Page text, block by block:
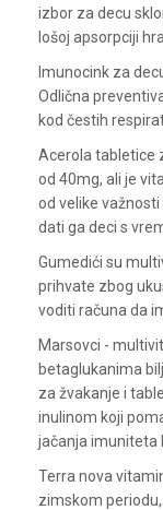
izbor za decu
lošoj apsorpciji
Imunocink za
Odlična
kod čestih
Acerola tabletice
od 40mg, ali je
od velike
dati ga deci s
Gumedići su
prihvate zbog
voditi računa da
Marsovci -
betaglukanima
za žvakanje i
inulinom koji
jačanja imuniteta
Terra nova
zimskom